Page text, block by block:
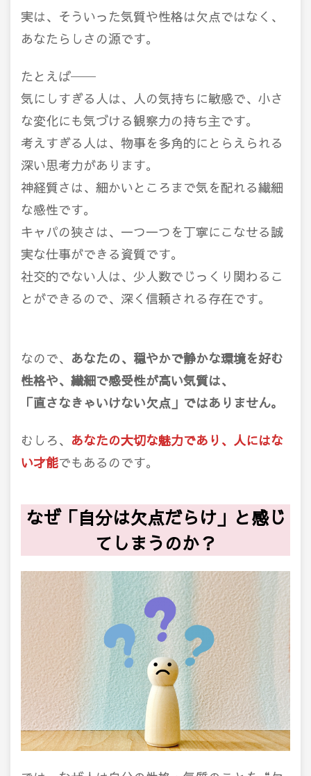
実は、そういった気質や性格は欠点ではなく、
あなたらしさの源です。
たとえば──
気にしすぎる人は、人の気持ちに敏感で、小さ
な変化にも気づける観察力の持ち主です。
考えすぎる人は、物事を多角的にとらえられる
深い思考力があります。
神経質さは、細かいところまで気を配れる繊細
な感性です。
キャパの狭さは、一つ一つを丁寧にこなせる誠
実な仕事ができる資質です。
社交的でない人は、少人数でじっくり関わるこ
とができるので、深く信頼される存在です。
なので、 あなたの、穏やかで静かな環境を好む
性格や、繊細で感受性が高い気質は、
「直さなきゃいけない欠点」ではありません。
むしろ、 あなたの大切な魅力であり、人にはな
い才能でもあるのです。
なぜ「自分は欠点だらけ」と感じ
てしまうのか？